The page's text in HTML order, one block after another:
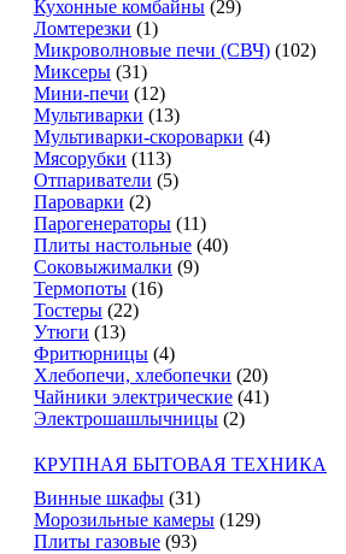
Кухонные комбайны (29)
Ломтерезки (1)
Микроволновые печи (СВЧ) (102)
Миксеры (31)
Мини-печи (12)
Мультиварки (13)
Мультиварки-скороварки (4)
Мясорубки (113)
Отпариватели (5)
Пароварки (2)
Парогенераторы (11)
Плиты настольные (40)
Соковыжималки (9)
Термопоты (16)
Тостеры (22)
Утюги (13)
Фритюрницы (4)
Хлебопечи, хлебопечки (20)
Чайники электрические (41)
Электрошашлычницы (2)
КРУПНАЯ БЫТОВАЯ ТЕХНИКА
Винные шкафы (31)
Морозильные камеры (129)
Плиты газовые (93)